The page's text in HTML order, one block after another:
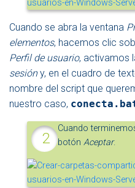
Cuando se abra la ventana
elementos, hacemos clic
Perfil de usuario, activamos
sesióny, en el cuadro de
nombre del script que
nuestro caso,
Cuando
botónAceptar.